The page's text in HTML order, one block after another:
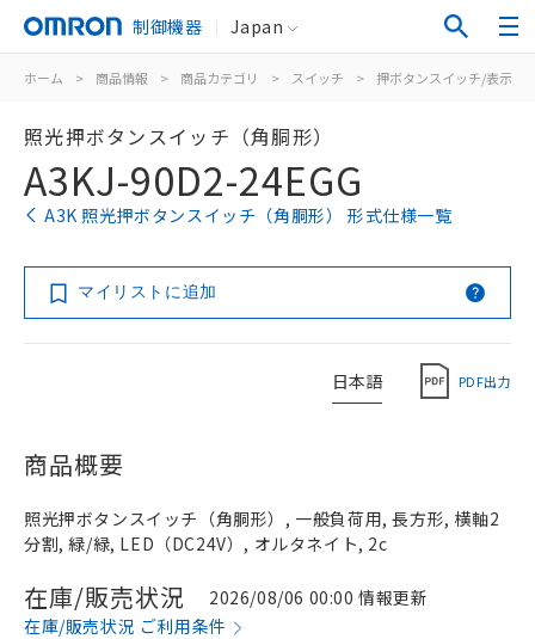
制御機器 Japan
ホーム > 商品情報 > 商品カテゴリ > スイッチ > 押ボタンスイッチ/表示灯
照光押ボタンスイッチ（角胴形）
A3KJ-90D2-24EGG
A3K 照光押ボタンスイッチ（角胴形） 形式仕様一覧
マイリストに追加
日本語 PDF出力
商品概要
照光押ボタンスイッチ（角胴形）, 一般負荷用, 長方形, 横軸2
分割, 緑/緑, LED（DC24V）, オルタネイト, 2c
在庫/販売状況
2026/08/06 00:00 情報更新
在庫/販売状況 ご利用条件